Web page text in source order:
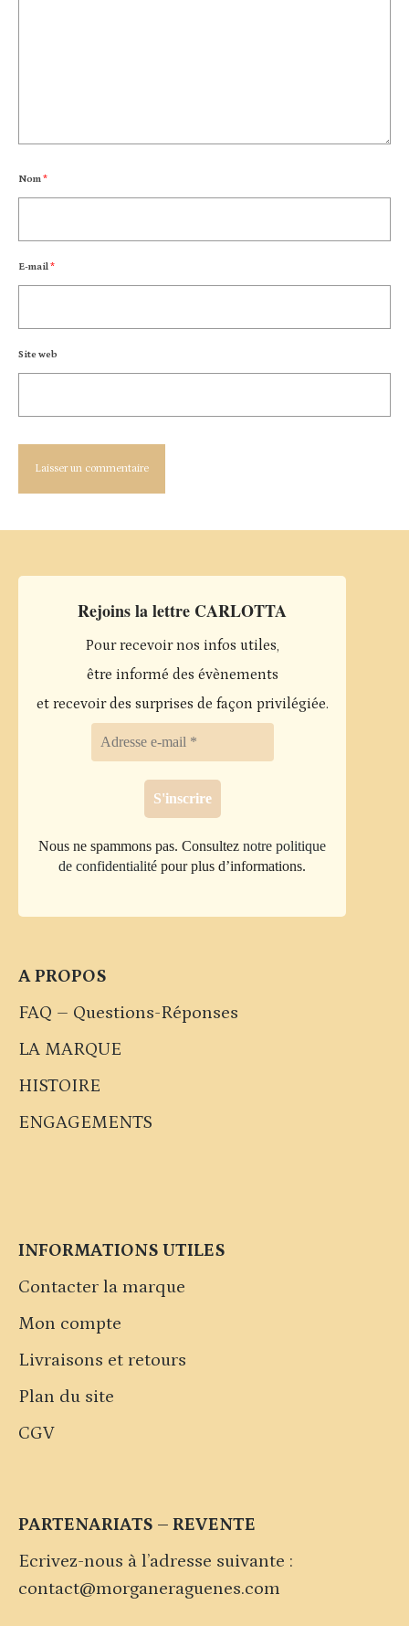
Nom*
E-mail*
Site web
Rejoins la lettre CARLOTTA
Pour recevoir nos infos utiles,
être informé des évènements
et recevoir des surprises de façon privilégiée.
Nous ne spammons pas. Consulteznotre politique
de confidentialité pour plus d’informations.
A PROPOS
FAQ – Questions-Réponses
LA MARQUE
HISTOIRE
ENGAGEMENTS
INFORMATIONS UTILES
Contacter la marque
Mon compte
Livraisons et retours
Plan du site
CGV
PARTENARIATS – REVENTE
Ecrivez-nous à l’adresse suivante :
contact@morganeraguenes.com